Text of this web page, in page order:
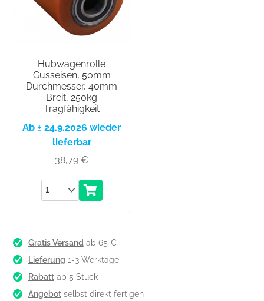
Hubwagenrolle
Gusseisen, 50mm
Durchmesser, 40mm
Breit, 250kg
Tragfähigkeit
Ab ± 24.9.2026 wieder
lieferbar
38,79€
Anzahl
Gratis Versand ab 65 €
Lieferung 1-3 Werktage
Rabattab 5 Stück
Angebotselbst direkt fertigen